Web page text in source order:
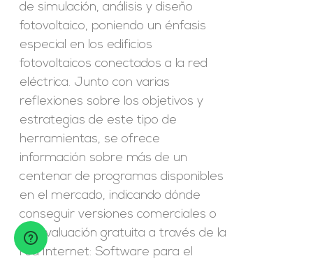
de simulación, análisis y diseño
fotovoltaico, poniendo un énfasis
especial en los edificios
fotovoltaicos conectados a la red
eléctrica. Junto con varias
reflexiones sobre los objetivos y
estrategias de este tipo de
herramientas, se ofrece
información sobre más de un
centenar de programas disponibles
en el mercado, indicando dónde
conseguir versiones comerciales o
de evaluación gratuita a través de la
red Internet: Software para el